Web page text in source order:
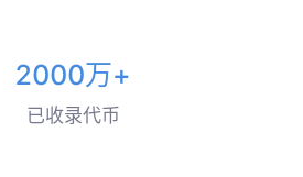
2000万+
已收录代币